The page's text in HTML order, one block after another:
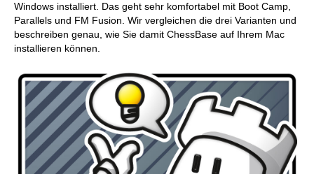
Windows installiert. Das geht sehr komfortabel mit Boot Camp,
Parallels und FM Fusion. Wir vergleichen die drei Varianten und
beschreiben genau, wie Sie damit ChessBase auf Ihrem Mac
installieren können.